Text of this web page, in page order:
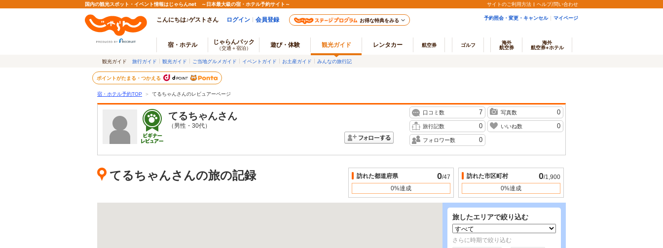
国内の観光スポット・イベント情報はじゃらんnet ～日本最大級の宿・ホテル予約サイト～ サイトのご利用方法 ヘルプ/問い合わせ
こんにちは♪ゲストさん ログイン 会員登録 お得な特典をみる 予約照会・変更・キャンセル マイページ
宿・ホテル じゃらんパック
（交通＋宿泊） 遊び・体験 観光ガイド レンタカー 航空券 ゴルフ
海外
航空券
海外
航空券+ホテル
観光ガイド 旅行ガイド 観光ガイド ご当地グルメガイド イベントガイド お土産ガイド みんなの旅行記
ポイントがたまる・つかえる
宿・ホテル予約TOP ＞ てるちゃんさんのレビュアーページ
てるちゃんさん
（男性・30代）
口コミ数 7 写真数 0
旅行記数 0 いいね数 0
フォロワー数 0
てるちゃんさんの旅の記録 訪れた都道府県 0/47
0%達成
訪れた市区町村 0/1,900
0%達成
旅したエリアで絞り込む
さらに時期で絞り込む